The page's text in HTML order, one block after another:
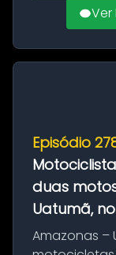
Ver
Episódio
duas
Uatumã,
Amazonas –